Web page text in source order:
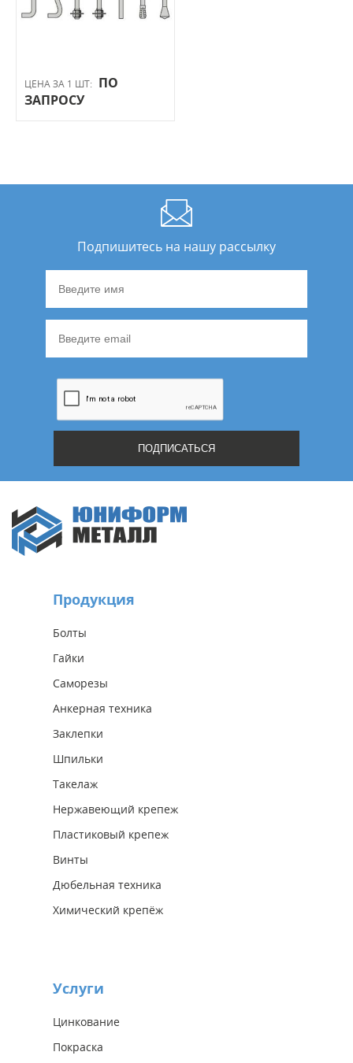
ЦЕНА ЗА 1 ШТ:
ПО
ЗАПРОСУ
Подпишитесь на нашу рассылку
Продукция
Болты
Гайки
Саморезы
Анкерная техника
Заклепки
Шпильки
Такелаж
Нержавеющий крепеж
Пластиковый крепеж
Винты
Дюбельная техника
Химический крепёж
Услуги
Цинкование
Покраска